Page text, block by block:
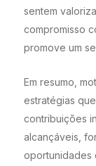
sentem
compromisso
promove um
Em resumo,
estratégias
contribuições
alcançáveis,
oportunidades